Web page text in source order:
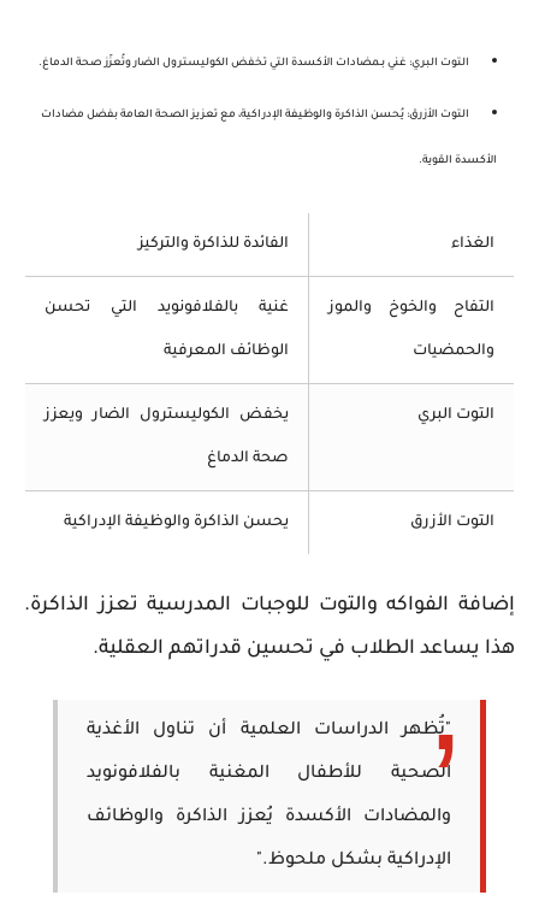
التوت البري: غني بـمضادات الأكسدة التي تخفض الكوليسترول الضار وتُعزّز صحة الدماغ.
التوت الأزرق: يُحسن الذاكرة والوظيفة الإدراكية، مع تعزيز الصحة العامة بفضل مضادات
الأكسدة القوية.
الغذاء الفائدة للذاكرة والتركيز
التفاح والخوخ والموز
والحمضيات
غنية بالفلافونويد التي تحسن
الوظائف المعرفية
التوت البري يخفض الكوليسترول الضار ويعزز
صحة الدماغ
التوت الأزرق يحسن الذاكرة والوظيفة الإدراكية
إضافة الفواكه والتوت للوجبات المدرسية تعزز الذاكرة.
هذا يساعد الطلاب في تحسين قدراتهم العقلية.
"تُظهر الدراسات العلمية أن تناول الأغذية
الصحية للأطفال المغنية بالفلافونويد
والمضادات الأكسدة يُعزز الذاكرة والوظائف
الإدراكية بشكل ملحوظ."